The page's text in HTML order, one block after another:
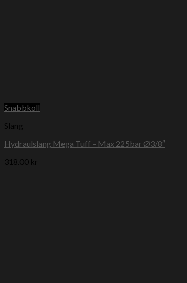
Snabbkoll
Slang
Hydraulslang Mega Tuff – Max 225bar Ø3/8″
318.00 kr